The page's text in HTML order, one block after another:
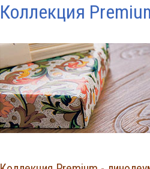
Коллекция